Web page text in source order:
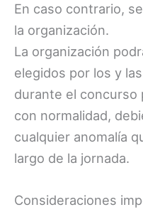
En caso contrario,
la organización.
La organización
elegidos por los y
durante el concurso
con normalidad,
cualquier anomalía
largo de la jornada.
Consideraciones